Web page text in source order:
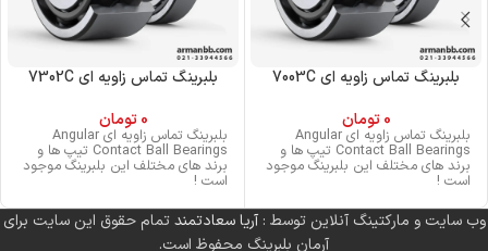
بلبرینگ تماس زاویه ای 7003C
0 تومان
بلبرینگ تماس زاویه ای Angular
Contact Ball Bearings تیپ ها و
برند های مختلف این بلبرینگ موجود
است !
بلبرینگ تماس زاویه ای 7302C
0 تومان
بلبرینگ تماس زاویه ای Angular
Contact Ball Bearings تیپ ها و
برند های مختلف این بلبرینگ موجود
است !
وب سایت و مارکتینگ آنلاین توسط :آریا سعادتمندتمام حقوق این سایت برای
آرمان بلبرینگ محفوظ است.